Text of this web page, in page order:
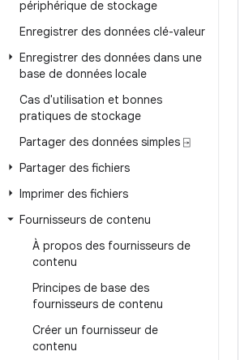
périphérique de stockage
Enregistrer des données clé-valeur
Enregistrer des données dans une
base de données locale
Cas d'utilisation et bonnes
pratiques de stockage
Partager des données simples ⍈
Partager des fichiers
Imprimer des fichiers
Fournisseurs de contenu
À propos des fournisseurs de
contenu
Principes de base des
fournisseurs de contenu
Créer un fournisseur de
contenu